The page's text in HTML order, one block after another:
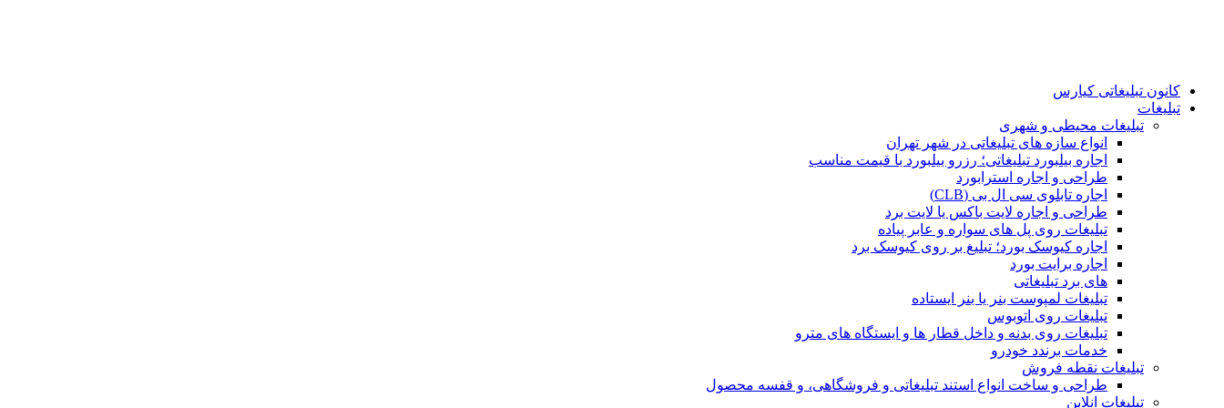
کانون تبلیغاتی کیارس
تبلیغات
تبلیغات محیطی و شهری
انواع سازه‌ های تبلیغاتی در شهر تهران
اجاره بیلبورد تبلیغاتی؛ رزرو بیلبورد با قیمت مناسب
طراحی و اجاره استرابورد
اجاره تابلوی سی ال بی (CLB)
طراحی و اجاره لایت باکس یا لایت برد
تبلیغات روی پل های سواره و عابر پیاده
اجاره کیوسک بورد؛ تبلیغ بر روی کیوسک برد
اجاره برایت بورد
های برد تبلیغاتی
تبلیغات لمپوست بنر یا بنر ایستاده
تبلیغات روی اتوبوس
تبلیغات روی بدنه و داخل قطار ها و ایستگاه های مترو
خدمات برندد خودرو
تبلیغات نقطه فروش
طراحی و ساخت انواع استند تبلیغاتی و فروشگاهی، و قفسه محصول
تبلیغات انلاین